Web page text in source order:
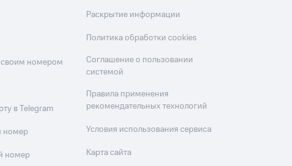
номером
в Telegram
номер
номер
Раскрытие информации
Политика обработки cookies
Соглашение о пользовании
системой
Правила применения
рекомендательных технологий
Условия использования сервиса
Карта сайта